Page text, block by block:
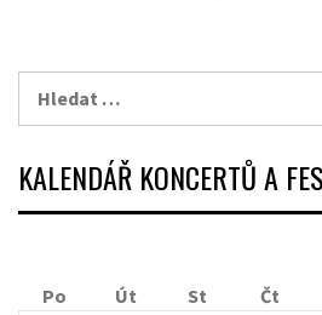
KALENDÁŘ KONCERTŮ A
Po
Út St Čt